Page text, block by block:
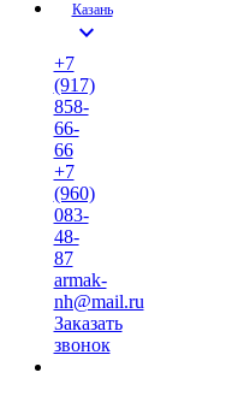
Казань
expand_more
+7
(917)
858-
66-
66
+7
(960)
083-
48-
87
armak-
nh@mail.ru
Заказать
звонок